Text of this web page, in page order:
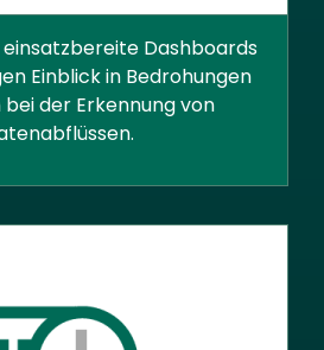
Dashboards
Einblick in Bedrohungen
der Erkennung von